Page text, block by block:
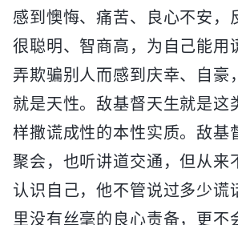
感到懊悔、痛苦、良心不安，
很聪明、智商高，为自己能用
弄欺骗别人而感到庆幸、自豪
就是天性。敌基督天生就是这
样撒谎成性的本性实质。敌基
聚会，也听讲道交通，但从来
认识自己，他不管说过多少谎
里没有丝毫的良心责备，更不